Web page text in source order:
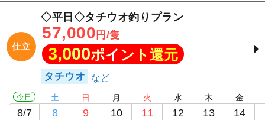
仕立
◇平日◇タチウオ釣りプラン
57,000 円/隻
3,000ポイント還元
タチウオ
今日
8/7
土
8
日
9
月
10
火
11
水
12
木
13
金
14